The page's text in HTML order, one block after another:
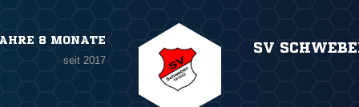
8 MONATE
seit 2017
SV